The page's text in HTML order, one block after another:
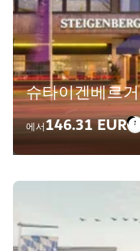
슈타이겐베르
에서146.31 EUR